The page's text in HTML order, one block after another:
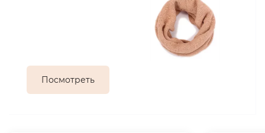
Посмотреть